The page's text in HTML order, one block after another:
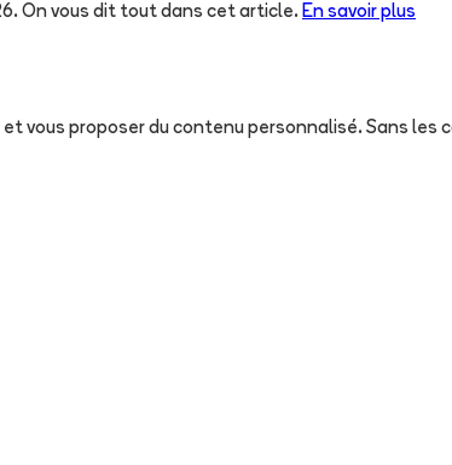
On vous dit tout dans cet article. En savoir plus
vous proposer du contenu personnalisé. Sans